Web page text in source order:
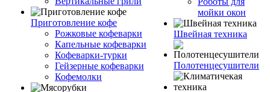
Приготовление кофе
Рожковые кофеварки
Капельные кофеварки
Кофеварки-турки
Гейзерные кофеварки
Кофемолки
мойки окон
Швейная техника
Полотенцесушители